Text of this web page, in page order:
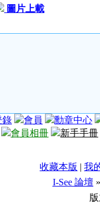
圖片上載
錄 會員
勳章中心
會員相冊 新手手冊
收藏本版 | 我
I-See 論壇